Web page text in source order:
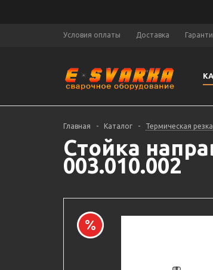
Условия оплаты Доставка
Главная - Каталог - Термическая резка
Стойка
003.010.002